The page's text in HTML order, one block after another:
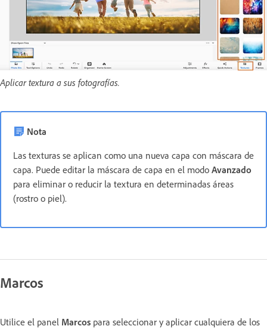
Aplicar textura a sus fotografías.
Nota
Las texturas se aplican como una nueva capa con máscara de
capa. Puede editar la máscara de capa en el modo Avanzado
para eliminar o reducir la textura en determinadas áreas
(rostro o piel).
Marcos
Utilice el panel Marcos para seleccionar y aplicar cualquiera de los